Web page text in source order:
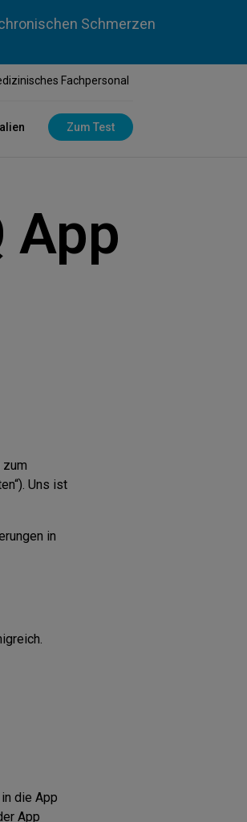
Schmerzen
Fachpersonal
Zum Test
App
zum
Uns ist
in
die App
App